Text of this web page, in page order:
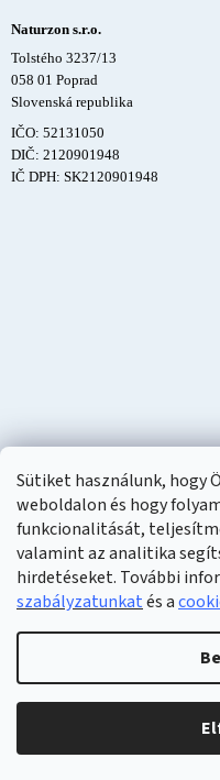
Sütiket használunk, hogy
weboldalon és hogy
funkcionalitását,
valamint az analitika
hirdetéseket. További
szabályzatunkatés a
Naturzon s.r.o.
Tolstého 3237/13
058 01 Poprad
Slovenská republika
IČO: 52131050
DIČ: 2120901948
IČ DPH: SK2120901948